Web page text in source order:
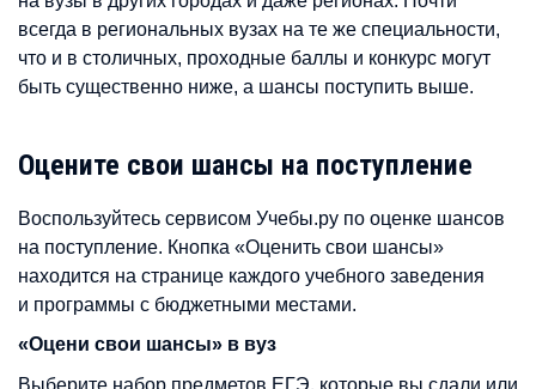
всегда в региональных вузах на те же специальности,
что и в столичных, проходные баллы и конкурс могут
быть существенно ниже, а шансы поступить выше.
Оцените свои шансы на поступление
Воспользуйтесь сервисом Учебы.ру по оценке шансов
на поступление. Кнопка «Оценить свои шансы»
находится на странице каждого учебного заведения
и программы с бюджетными местами.
«Оцени свои шансы» в вуз
Выберите набор предметов ЕГЭ, которые вы сдали или